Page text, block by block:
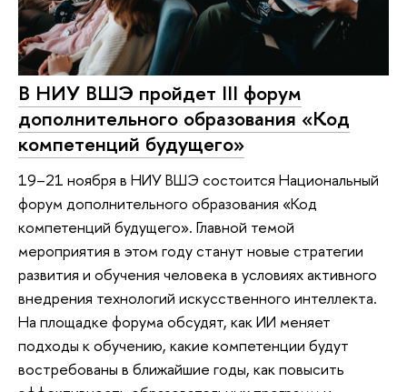
В НИУ ВШЭ пройдет III форум
дополнительного образования «Код
компетенций будущего»
19–21 ноября в НИУ ВШЭ состоится Национальный
форум дополнительного образования «Код
компетенций будущего». Главной темой
мероприятия в этом году станут новые стратегии
развития и обучения человека в условиях активного
внедрения технологий искусственного интеллекта.
На площадке форума обсудят, как ИИ меняет
подходы к обучению, какие компетенции будут
востребованы в ближайшие годы, как повысить